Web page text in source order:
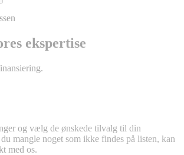
ekspertise
og vælg de ønskede tilvalg til din
mangle noget som ikke findes på listen, kan
med os.